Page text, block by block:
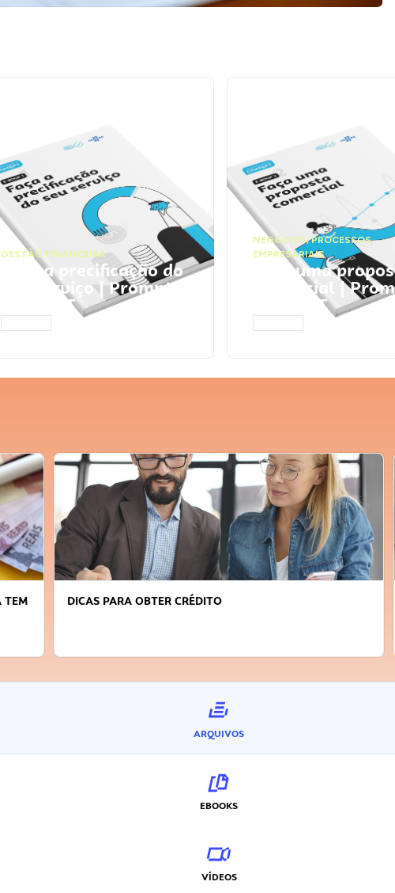
GESTÃO FINANCEIRA
Faça a precificação do
seu serviço | Prompts
ChatGPT
NEGÓCIOS,PROCESSOS
EMPRESARIAIS
Faça uma
comercial |
ChatGPT
TEM
DICAS PARA OBTER CRÉDITO
ARQUIVOS
EBOOKS
VÍDEOS